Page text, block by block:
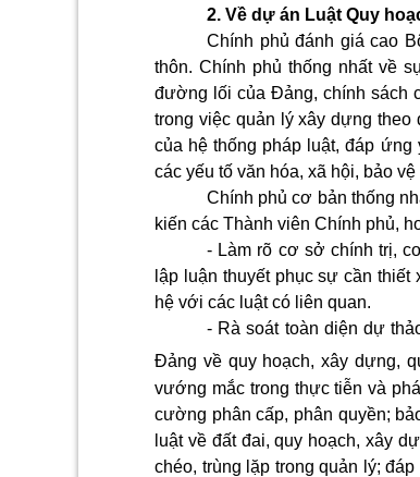
2. Về dự án Luật Quy
Chính phủ đánh giá cao
thôn. Chính phủ thống nhất về
đường lối của Đảng, chính sách
trong việc quản lý xây dựng theo
của hệ thống pháp luật, đáp
các yếu tố văn hóa, xã hội, bảo
Chính phủ cơ bản thống
kiến các Thành viên Chính phủ,
- Làm rõ cơ sở chính trị,
lập luận thuyết phục sự cần
hệ với các luật có liên quan.
- Rà soát toàn diện dự
Đảng về quy hoạch, xây dựng,
vướng mắc trong thực tiễn và
cường phân cấp, phân quyền;
luật về đất đai, quy hoạch, xây
chéo, trùng lặp trong quản lý;